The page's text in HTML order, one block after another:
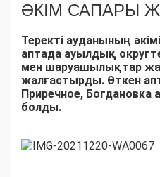
ӘКІМ САПАРЫ
Теректі ауданының
аптада ауылдық
мен шаруашылықтар
жалғастырды. Өткен
Приречное, Богдановка
болды.